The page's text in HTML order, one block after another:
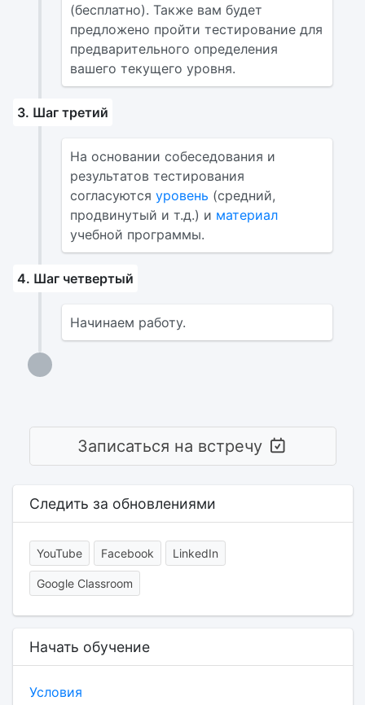
(бесплатно). Также вам будет
предложено пройти тестирование для
предварительного определения
вашего текущего уровня.
3. Шаг третий
На основании собеседования и
результатов тестирования
согласуются уровень (средний,
продвинутый и т.д.) и материал
учебной программы.
4. Шаг четвертый
Начинаем работу.
Записаться на встречу
Следить за обновлениями
YouTube Facebook LinkedIn
Google Classroom
Начать обучение
Условия